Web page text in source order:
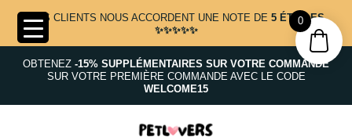
NOS CLIENTS NOUS ACCORDENT UNE NOTE DE5 ÉTOILES
✨✨✨✨✨
OBTENEZ -15% SUPPLÉMENTAIRES SUR VOTRE COMMANDE
SUR VOTRE PREMIÈRE COMMANDE AVEC LE CODE
WELCOME15
0